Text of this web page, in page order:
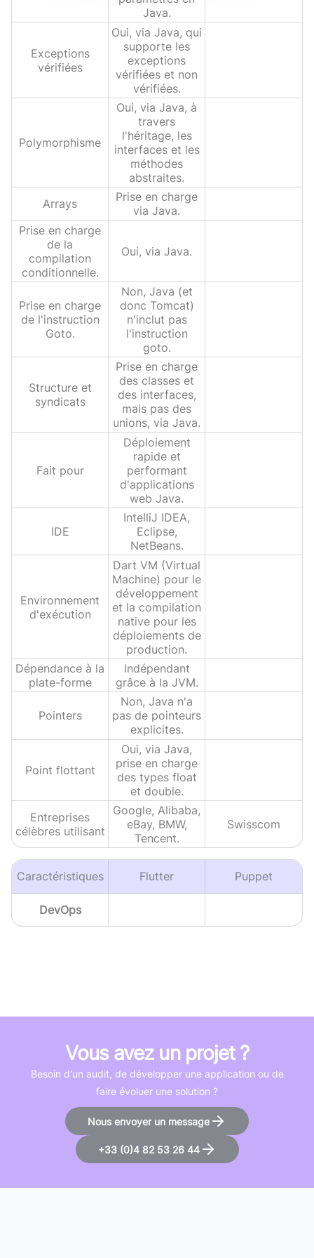
Java.
Exceptions
vérifiées
Oui, via Java, qui
supporte les
exceptions
vérifiées et non
vérifiées.
Polymorphisme
Oui, via Java, à
travers
l'héritage, les
interfaces et les
méthodes
abstraites.
Arrays
Prise en charge
via Java.
Prise en charge
de la
compilation
conditionnelle.
Oui, via Java.
Prise en charge
de l'instruction
Goto.
Non, Java (et
donc Tomcat)
n'inclut pas
l'instruction
goto.
Structure et
syndicats
Prise en charge
des classes et
des interfaces,
mais pas des
unions, via Java.
Fait pour
Déploiement
rapide et
performant
d'applications
web Java.
IDE
IntelliJ IDEA,
Eclipse,
NetBeans.
Environnement
d'exécution
Dart VM (Virtual
Machine) pour le
développement
et la compilation
native pour les
déploiements de
production.
Dépendance à la
plate-forme
Indépendant
grâce à la JVM.
Pointers
Non, Java n'a
pas de pointeurs
explicites.
Point flottant
Oui, via Java,
prise en charge
des types float
et double.
Entreprises
célèbres utilisant
Google, Alibaba,
eBay, BMW,
Tencent.
Swisscom
Caractéristiques Flutter Puppet
DevOps
Vous avez un projet ?
Besoin d'un audit, de développer une application ou de
faire évoluer une solution ?
Nous envoyer un message
+33 (0)4 82 53 26 44